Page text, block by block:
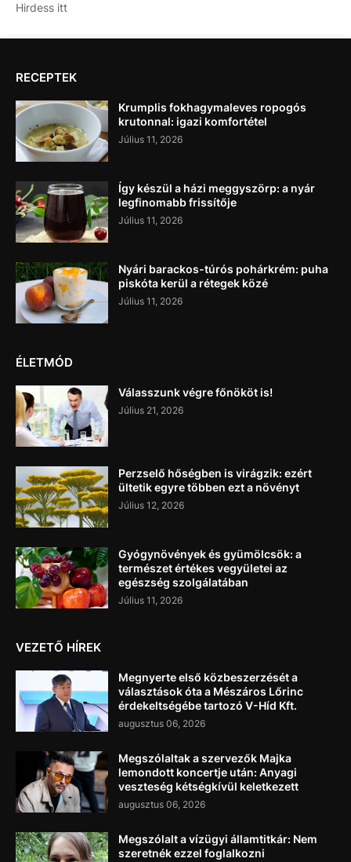
Hirdess itt
RECEPTEK
Krumplis fokhagymaleves ropogós
krutonnal: igazi komfortétel
Július 11, 2026
Így készül a házi meggyszörp: a nyár
legfinomabb frissítője
Július 11, 2026
Nyári barackos-túrós pohárkrém: puha
piskóta kerül a rétegek közé
Július 11, 2026
ÉLETMÓD
Válasszunk végre főnököt is!
Július 21, 2026
Perzselő hőségben is virágzik: ezért
ültetik egyre többen ezt a növényt
Július 12, 2026
Gyógynövények és gyümölcsök: a
természet értékes vegyületei az
egészség szolgálatában
Július 11, 2026
VEZETŐ HÍREK
Megnyerte első közbeszerzését a
választások óta a Mészáros Lőrinc
érdekeltségébe tartozó V-Híd Kft.
augusztus 06, 2026
Megszólaltak a szervezők Majka
lemondott koncertje után: Anyagi
veszteség kétségkívül keletkezett
augusztus 06, 2026
Megszólalt a vízügyi államtitkár: Nem
szeretnék ezzel foglalkozni